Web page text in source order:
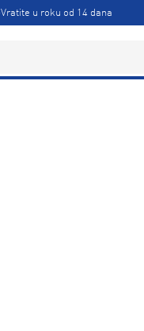
Vratite u roku od 14 dana